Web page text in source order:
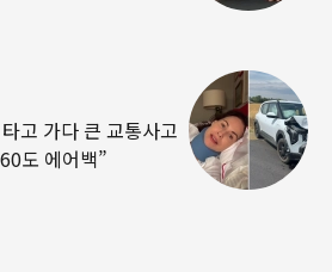
고 가다 큰 교통사고
도 에어백”